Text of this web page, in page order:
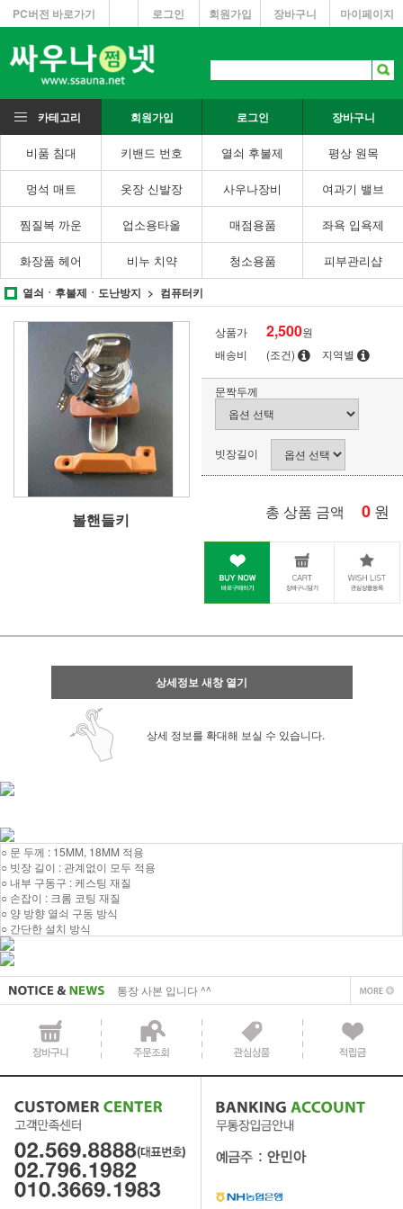
PC버전 바로가기 마이페이지
장바구니
회원가입
로그인
카테고리 회원가입 로그인 장바구니
비품 침대 키밴드 번호 열쇠 후불제 평상 원목
멍석 매트 옷장 신발장 사우나장비 여과기 밸브
찜질복 까운 업소용타올 매점용품 좌욕 입욕제
화장품 헤어 비누 치약 청소용품 피부관리샵
열쇠ㆍ후불제ㆍ도난방지 컴퓨터키
볼핸들키
상품가 2,500원
배송비
(조건) 지역별
문짝두께
빗장길이
총 상품 금액 0 원
상세정보 새창 열기
상세 정보를 확대해 보실 수 있습니다.
○ 문 두께 : 15MM, 18MM 적용
○ 빗장 길이 : 관계없이 모두 적용
○ 내부 구동구 : 케스팅 재질
○ 손잡이 : 크롬 코팅 재질
○ 양 방향 열쇠 구동 방식
○ 간단한 설치 방식
사업자 사본 입니다^^
통장 사본 입니다 ^^
통장 사본 입니다 ^^